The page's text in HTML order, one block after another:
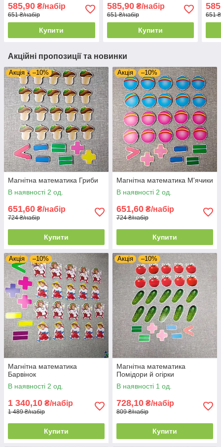
585,90 ₴/набір
651 ₴/набір
Купити
585,90₴/набір
651 ₴/набір
Купити
651
Акційні пропозиції та новинки
Акція –10%
Магнітна математика Гриби
В наявності 2 од.
651,60 ₴/набір
724 ₴/набір
Купити
Акція –10%
Магнітна математика М'ячики
В наявності 2 од.
651,60 ₴/набір
724 ₴/набір
Купити
Акція –10%
Магнітна математика
Барвінок
В наявності 2 од.
1 340,10 ₴/набір
1 489 ₴/набір
Купити
Акція –10%
Магнітна математика
Помідори й огірки
В наявності 1 од.
728,10 ₴/набір
809 ₴/набір
Купити